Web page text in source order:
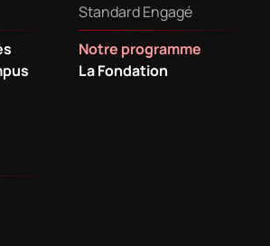
Standard Engagé
Notre programme
La Fondation